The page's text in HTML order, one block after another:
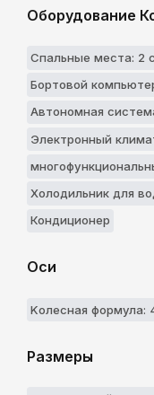
Оборудование
Спальные места: 2
Бортовой
Автономная
Электронный
Холодильник для
Кондиционер
Оси
Kолесная формула:
Размеры